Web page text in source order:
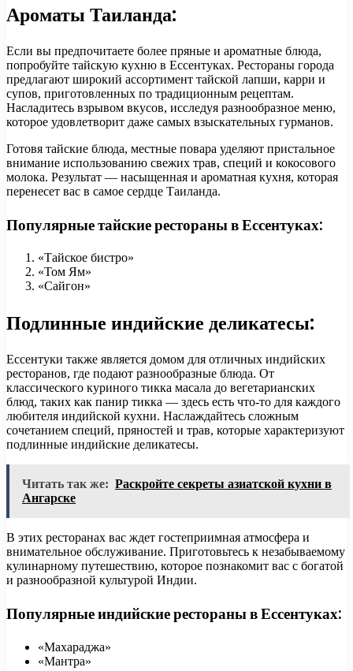
Ароматы Таиланда:
Если вы предпочитаете более пряные и ароматные блюда,
попробуйте тайскую кухню в Ессентуках. Рестораны города
предлагают широкий ассортимент тайской лапши, карри и
супов, приготовленных по традиционным рецептам.
Насладитесь взрывом вкусов, исследуя разнообразное меню,
которое удовлетворит даже самых взыскательных гурманов.
Готовя тайские блюда, местные повара уделяют пристальное
внимание использованию свежих трав, специй и кокосового
молока. Результат — насыщенная и ароматная кухня, которая
перенесет вас в самое сердце Таиланда.
Популярные тайские рестораны в Ессентуках:
«Тайское бистро»
«Том Ям»
«Сайгон»
Подлинные индийские деликатесы:
Ессентуки также является домом для отличных индийских
ресторанов, где подают разнообразные блюда. От
классического куриного тикка масала до вегетарианских
блюд, таких как панир тикка — здесь есть что-то для каждого
любителя индийской кухни. Наслаждайтесь сложным
сочетанием специй, пряностей и трав, которые характеризуют
подлинные индийские деликатесы.
Читать так же: Раскройте секреты азиатской кухни в
Ангарске
В этих ресторанах вас ждет гостеприимная атмосфера и
внимательное обслуживание. Приготовьтесь к незабываемому
кулинарному путешествию, которое познакомит вас с богатой
и разнообразной культурой Индии.
Популярные индийские рестораны в Ессентуках:
«Махараджа»
«Мантра»